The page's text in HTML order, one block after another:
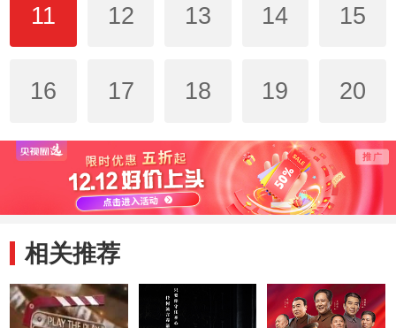
11 12 13 14 15
16 17 18 19 20
相关推荐